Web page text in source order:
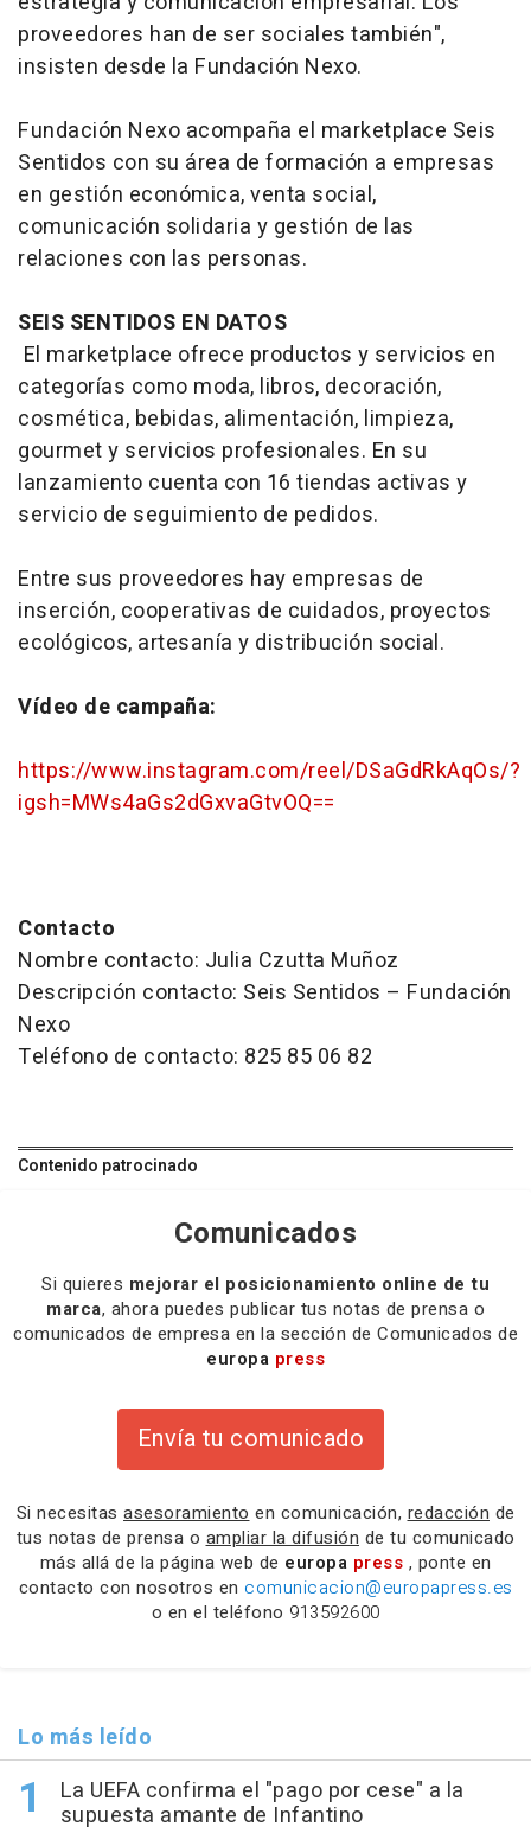
proveedores han de ser sociales también",
insisten desde la Fundación Nexo.
Fundación Nexo acompaña el marketplace Seis
Sentidos con su área de formación a empresas
en gestión económica, venta social,
comunicación solidaria y gestión de las
relaciones con las personas.
SEIS SENTIDOS EN DATOS
El marketplace ofrece productos y servicios en
categorías como moda, libros, decoración,
cosmética, bebidas, alimentación, limpieza,
gourmet y servicios profesionales. En su
lanzamiento cuenta con 16 tiendas activas y
servicio de seguimiento de pedidos.
Entre sus proveedores hay empresas de
inserción, cooperativas de cuidados, proyectos
ecológicos, artesanía y distribución social.
Vídeo de campaña:
https://www.instagram.com/reel/DSaGdRkAqOs/?
igsh=MWs4aGs2dGxvaGtvOQ==
Contacto
Nombre contacto: Julia Czutta Muñoz
Descripción contacto: Seis Sentidos – Fundación
Nexo
Teléfono de contacto: 825 85 06 82
Contenido patrocinado
Comunicados
Si quieres mejorar el posicionamiento online de tu
marca, ahora puedes publicar tus notas de prensa o
comunicados de empresa en la sección de Comunicados de
europa press
Envía tu comunicado
Si necesitas asesoramiento en comunicación, redacción de
tus notas de prensa o ampliar la difusión de tu comunicado
más allá de la página web de europa press , ponte en
contacto con nosotros en comunicacion@europapress.es
o en el teléfono 913592600
Lo más leído
La UEFA confirma el "pago por cese" a la
supuesta amante de Infantino